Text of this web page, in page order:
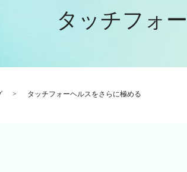
タッチフォ
タッチフォーヘルスをさらに極める